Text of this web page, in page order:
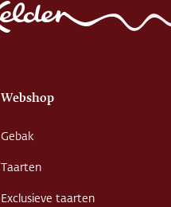
Webshop
Gebak
Taarten
Exclusieve taarten